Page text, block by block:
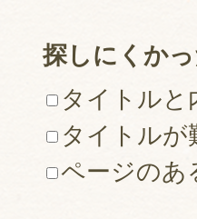
探しにくか
タイトルと
タイトルが
ページのあ